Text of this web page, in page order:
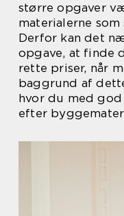
større opgaver
materialerne
Derfor kan det
opgave, at finde
rette priser, når
baggrund af
hvor du med
efter